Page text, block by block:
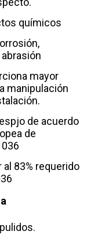
químicos
mayor
manipulación
de acuerdo
de
83% requerido